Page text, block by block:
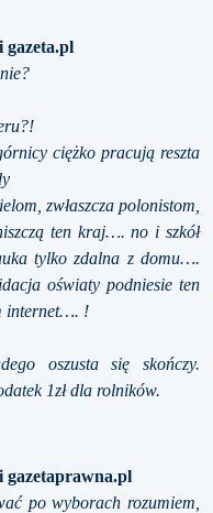
gazeta.pl
ciężko pracują reszta
zwłaszcza polonistom,
ten kraj…. no i szkół
tylko zdalna z domu….
oświaty podniesie ten
internet…. !
oszusta się skończy.
1zł dla rolników.
gazetaprawna.pl
po wyborach rozumiem,